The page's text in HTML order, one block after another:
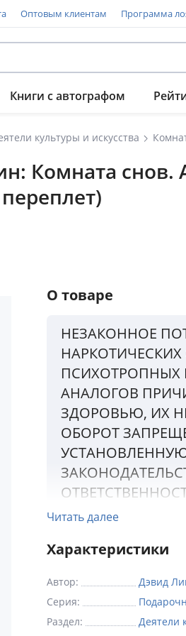
Оптовым клиентам Программа
Книги с автографом
культуры и искусства
Комната
О товаре
НЕЗАКОННОЕ
НАРКОТИЧЕСКИХ
ПСИХОТРОПНЫХ
АНАЛОГОВ
ЗДОРОВЬЮ, ИХ
ОБОРОТ
режиссеров
его "самым важным
эпохи" и "человеком
современном
Читать далее
Характеристики
Автор: Дэвид
Серия:
Раздел:
Деятели